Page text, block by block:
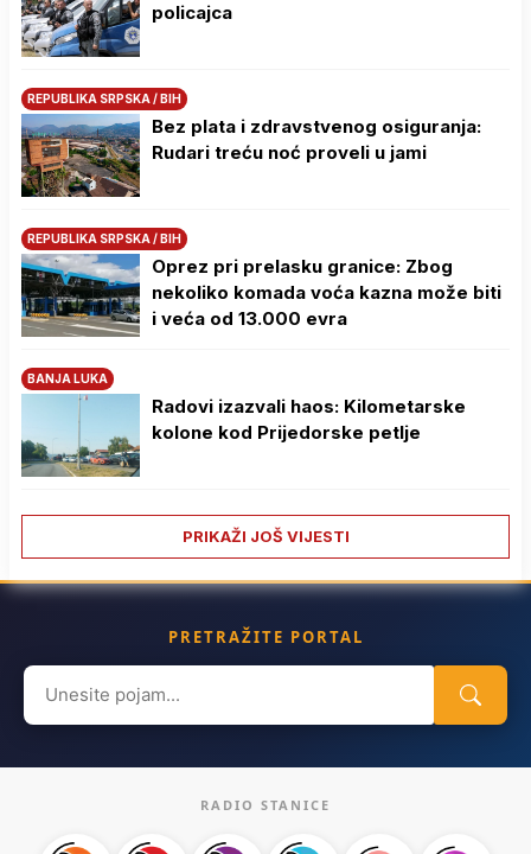
policajca
REPUBLIKA SRPSKA / BIH
Bez plata i zdravstvenog osiguranja:
Rudari treću noć proveli u jami
REPUBLIKA SRPSKA / BIH
Oprez pri prelasku granice: Zbog
nekoliko komada voća kazna može biti
i veća od 13.000 evra
BANJA LUKA
Radovi izazvali haos: Kilometarske
kolone kod Prijedorske petlje
PRIKAŽI JOŠ VIJESTI
PRETRAŽITE PORTAL
Search
for:
RADIO STANICE